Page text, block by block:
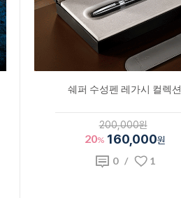
쉐퍼 수성펜 레가시 컬렉션
200,000원
20% 160,000원
0/ 1